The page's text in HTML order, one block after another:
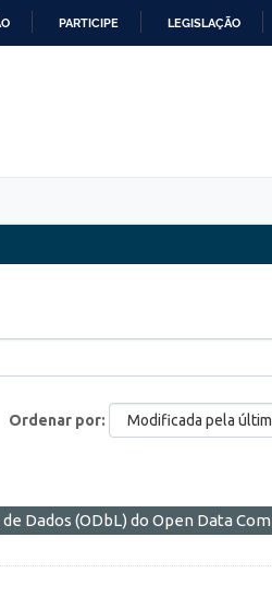
PARTICIPE LEGISLAÇÃO
Ordenar por
Dados (ODbL) do Open Data